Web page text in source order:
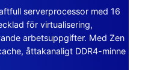
serverprocessor med 16
för virtualisering,
arbetsuppgifter. Med Zen
åttakanaligt DDR4-minne